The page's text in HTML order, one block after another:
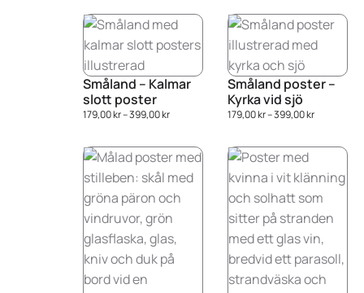
Småland – Kalmar
slott poster
179,00kr–399,00kr
Småland poster –
Kyrka vid sjö
179,00kr–399,00kr